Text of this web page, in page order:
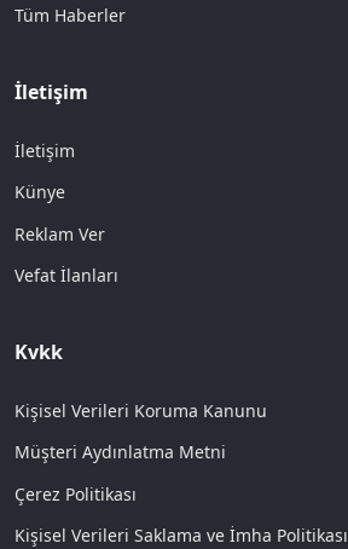
Tüm Haberler
İletişim
İletişim
Künye
Reklam Ver
Vefat İlanları
Kvkk
Kişisel Verileri Koruma Kanunu
Müşteri Aydınlatma Metni
Çerez Politikası
Kişisel Verileri Saklama ve İmha Politikası